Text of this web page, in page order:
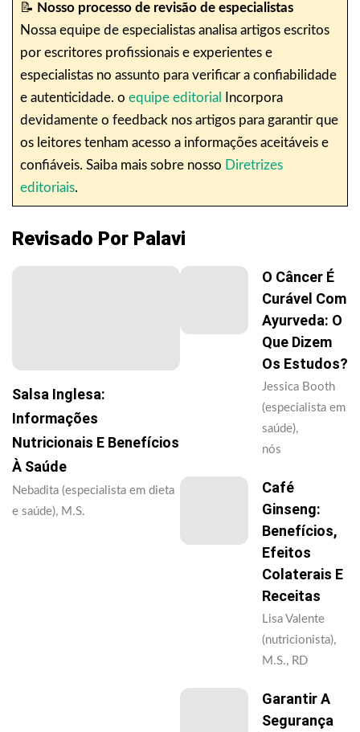
📝 Nosso processo de revisão de especialistas
Nossa equipe de especialistas analisa artigos escritos
por escritores profissionais e experientes e
especialistas no assunto para verificar a confiabilidade
e autenticidade. o equipe editorial
Incorpora
devidamente o feedback nos artigos para garantir que
os leitores tenham acesso a informações aceitáveis e
confiáveis. Saiba mais sobre nosso Diretrizes
editoriais.
Revisado Por Palavi
Salsa Inglesa:
Informações
Nutricionais E Benefícios
À Saúde
Nebadita (especialista em dieta
e saúde), M.S.
O Câncer É
Curável Com
Ayurveda: O
Que Dizem
Os Estudos?
Jessica Booth
(especialista em
saúde),
nós
Café
Ginseng:
Benefícios,
Efeitos
Colaterais E
Receitas
Lisa Valente
(nutricionista),
M.S., RD
Garantir A
Segurança